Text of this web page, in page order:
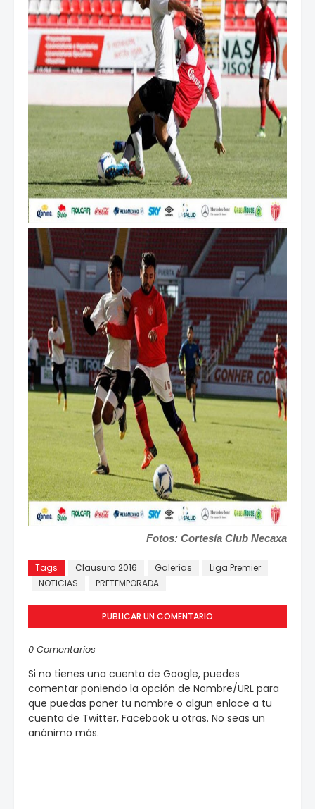
Fotos: Cortesía Club Necaxa
Tags Clausura 2016 Galerías
Liga Premier
NOTICIAS
PRETEMPORADA
PUBLICAR UN COMENTARIO
0 Comentarios
Si no tienes una cuenta de Google, puedes
comentar poniendo la opción de Nombre/URL para
que puedas poner tu nombre o algun enlace a tu
cuenta de Twitter, Facebook u otras. No seas un
anónimo más.